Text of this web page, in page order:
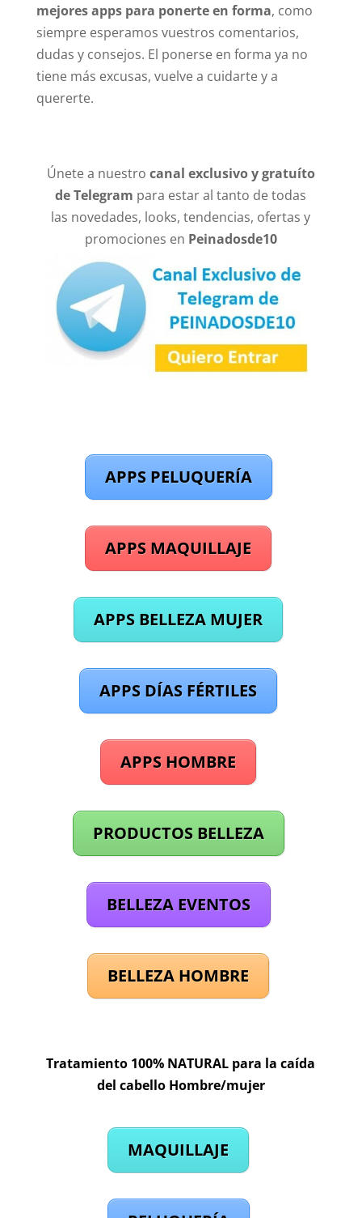
mejores apps para ponerte en forma, como
siempre esperamos vuestros comentarios,
dudas y consejos. El ponerse en forma ya no
tiene más excusas, vuelve a cuidarte y a
quererte.
Únete a nuestro canal exclusivo y gratuíto
de Telegram para estar al tanto de todas
las novedades, looks, tendencias, ofertas y
promociones en Peinadosde10
APPS PELUQUERÍA
APPS MAQUILLAJE
APPS BELLEZA MUJER
APPS DÍAS FÉRTILES
APPS HOMBRE
PRODUCTOS BELLEZA
BELLEZA EVENTOS
BELLEZA HOMBRE
Tratamiento 100% NATURAL para la caída
del cabello Hombre/mujer
MAQUILLAJE